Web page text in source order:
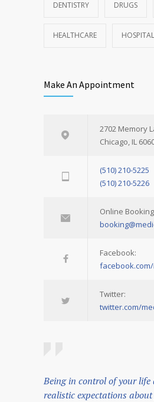
DENTISTRY DRUGS
HEALTHCARE HOSPITAL
Make An Appointment
2702 Memory
Chicago, IL
(510) 210-5225
(510) 210-5226
Online
Facebook:
Twitter:
twitter.com/
Being in control of your
realistic expectations